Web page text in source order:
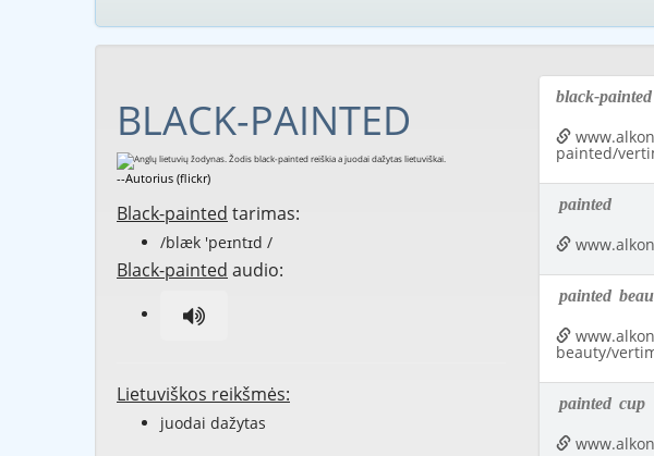
BLACK-PAINTED
--Autorius (flickr)
Black-painted tarimas:
/blæk 'peɪntɪd /
Black-painted audio:
Lietuviškos reikšmės:
juodai dažytas
black-painted
painted/
painted
painted
beauty/
painted cup